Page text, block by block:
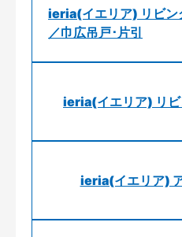
ieria(イエリア) リビン
／巾広吊戸･片引
ieria(イエリア) リビ
ieria(イエリア)